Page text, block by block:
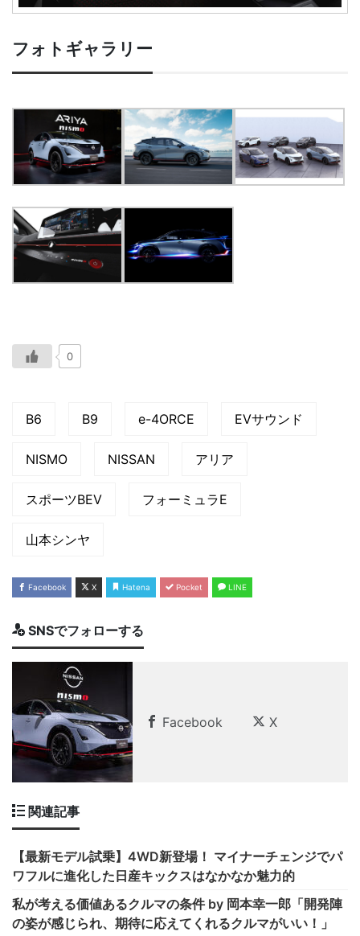
フォトギャラリー
0
B6 B9 e-4ORCE EVサウンド
NISMO NISSAN アリア
スポーツBEV フォーミュラE
山本シンヤ
Facebook X Hatena Pocket LINE
SNSでフォローする
Facebook X
関連記事
【最新モデル試乗】4WD新登場！ マイナーチェンジでパ
ワフルに進化した日産キックスはなかなか魅力的
私が考える価値あるクルマの条件 by 岡本幸一郎「開発陣
の姿が感じられ、期待に応えてくれるクルマがいい！」